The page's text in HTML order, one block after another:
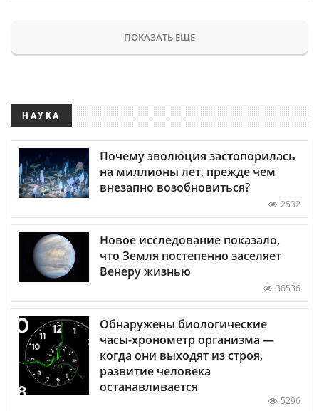
ПОКАЗАТЬ ЕЩЕ
НАУКА
Почему эволюция застопорилась
на миллионы лет, прежде чем
внезапно возобновиться?
2532
Новое исследование показало,
что Земля постепенно заселяет
Венеру жизнью
36536
Обнаружены биологические
часы-хронометр организма —
когда они выходят из строя,
развитие человека
останавливается
5296